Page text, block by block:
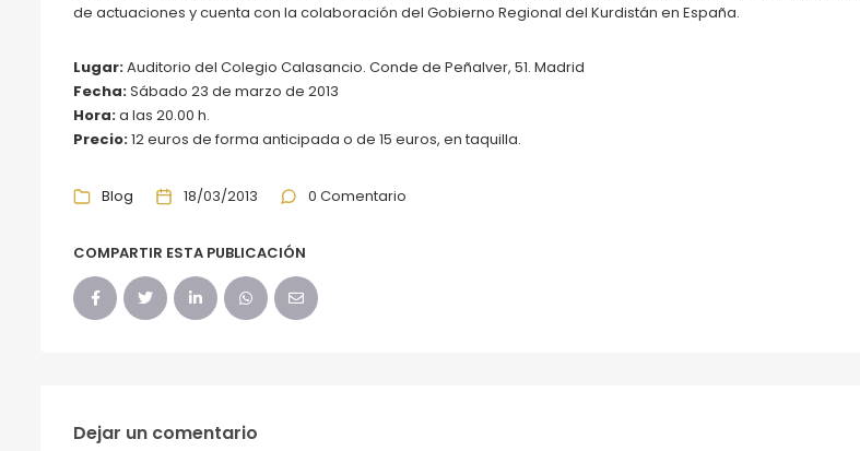
de actuaciones y cuenta con la colaboración del Gobierno Regional del Kurdistán en España.
Lugar:Auditorio del Colegio Calasancio. Conde de Peñalver, 51. Madrid
Fecha:Sábado 23 de marzo de 2013
Hora:a las 20.00 h.
Precio:12 euros de forma anticipada o de 15 euros, en taquilla.
Blog 18/03/2013 0 Comentario
COMPARTIR ESTA PUBLICACIÓN
Dejar un comentario